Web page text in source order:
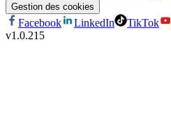
Gestion des cookies
Facebook LinkedIn TikTok
v1.0.215